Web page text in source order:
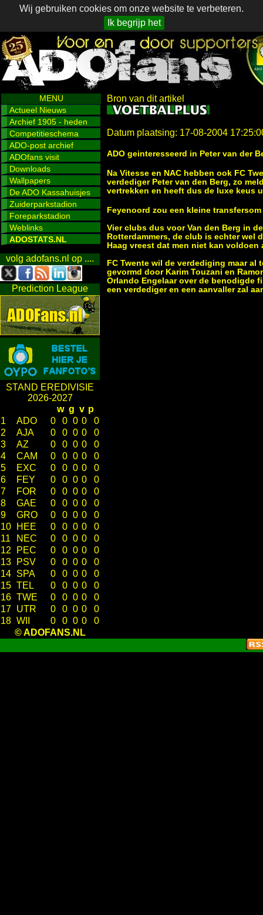
Wij gebruiken cookies om onze website te verbeteren.
Ik begrijp het
MENU
Actueel Nieuws
Archief 1905 - heden
Competitieschema
ADO-post archief
ADOfans visit
Downloads
Wallpapers
De ADO Kassahuisjes
Zuiderparkstadion
Foreparkstadion
Weblinks
ADOSTATS.NL
volg adofans.nl op ....
Prediction League
STAND EREDIVISIE
2026-2027
w g v p
1
ADO 0 0 0 0
0
2
AJA 0 0 0 0
0
3
AZ 0 0 0 0
0
4
CAM 0 0 0 0
0
5
EXC 0 0 0 0
0
6
FEY 0 0 0 0
0
7
FOR 0 0 0 0
0
8
GAE 0 0 0 0
0
9
GRO 0 0 0 0
0
10
HEE 0 0 0 0
0
11
NEC 0 0 0 0
0
12
PEC 0 0 0 0
0
13
PSV 0 0 0 0
0
14 SPA 0 0 0 0
0
15 TEL 0 0 0 0
0
16 TWE 0 0 0 0
0
17 UTR 0 0 0 0
0
18 WII 0 0 0 0
0
© ADOFANS.NL
Bron van dit artikel
Datum plaatsing: 17-08-2004
ADO geinteresseerd in Peter van der
Na Vitesse en NAC hebben ook FC
verdediger Peter van den Berg, zo
vertrekken en heeft dus de luxe keus
Feyenoord zou een kleine
Vier clubs dus voor Van den Berg in
Rotterdammers, de club is echter wel
Haag vreest dat men niet kan
FC Twente wil de verdediging maar
gevormd door Karim Touzani en
Orlando Engelaar over de benodigde
een verdediger en een aanvaller zal